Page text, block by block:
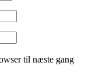
til næste gang